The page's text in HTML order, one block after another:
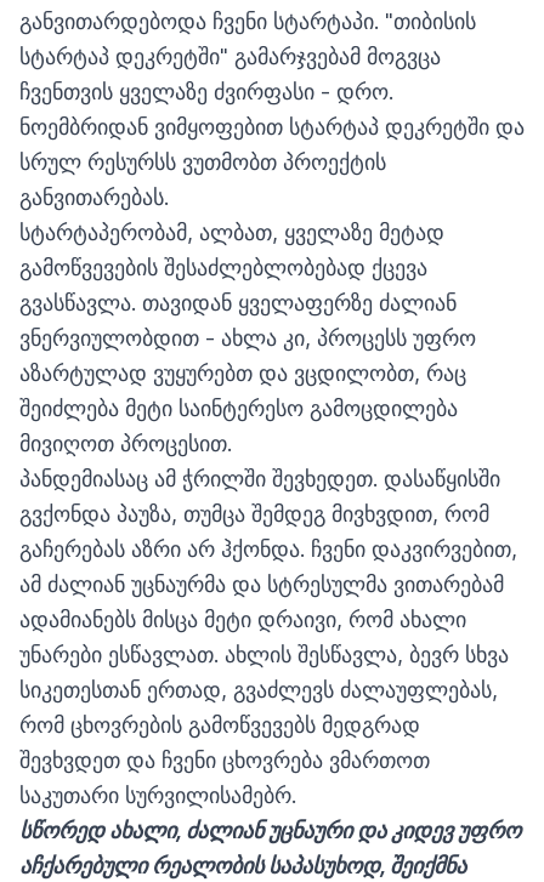
განვითარდებოდა ჩვენი სტარტაპი. "თიბისის
სტარტაპ დეკრეტში" გამარჯვებამ მოგვცა
ჩვენთვის ყველაზე ძვირფასი - დრო.
ნოემბრიდან ვიმყოფებით სტარტაპ დეკრეტში და
სრულ რესურსს ვუთმობთ პროექტის
განვითარებას.
სტარტაპერობამ, ალბათ, ყველაზე მეტად
გამოწვევების შესაძლებლობებად ქცევა
გვასწავლა. თავიდან ყველაფერზე ძალიან
ვნერვიულობდით - ახლა კი, პროცესს უფრო
აზარტულად ვუყურებთ და ვცდილობთ, რაც
შეიძლება მეტი საინტერესო გამოცდილება
მივიღოთ პროცესით.
პანდემიასაც ამ ჭრილში შევხედეთ. დასაწყისში
გვქონდა პაუზა, თუმცა შემდეგ მივხვდით, რომ
გაჩერებას აზრი არ ჰქონდა. ჩვენი დაკვირვებით,
ამ ძალიან უცნაურმა და სტრესულმა ვითარებამ
ადამიანებს მისცა მეტი დრაივი, რომ ახალი
უნარები ესწავლათ. ახლის შესწავლა, ბევრ სხვა
სიკეთესთან ერთად, გვაძლევს ძალაუფლებას,
რომ ცხოვრების გამოწვევებს მედგრად
შევხვდეთ და ჩვენი ცხოვრება ვმართოთ
საკუთარი სურვილისამებრ.
სწორედ ახალი, ძალიან უცნაური და კიდევ უფრო
აჩქარებული რეალობის საპასუხოდ, შეიქმნა